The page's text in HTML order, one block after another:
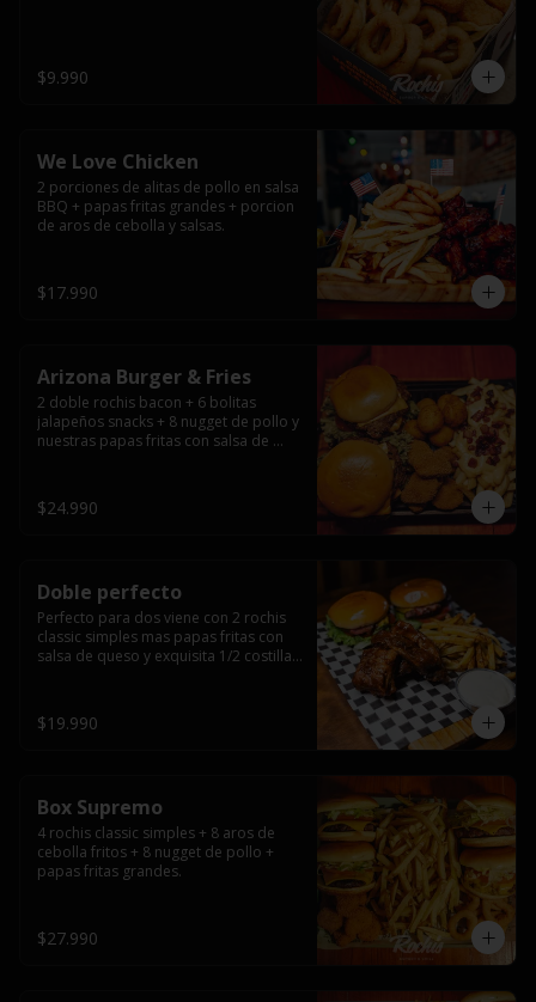
$9.990
We Love Chicken
2 porciones de alitas de pollo en salsa
BBQ + papas fritas grandes + porcion
de aros de cebolla y salsas.
$17.990
Arizona Burger & Fries
2 doble rochis bacon + 6 bolitas
jalapeños snacks + 8 nugget de pollo y
nuestras papas fritas con salsa de
$24.990
Doble perfecto
Perfecto para dos viene con 2 rochis
classic simples mas papas fritas con
salsa de queso y exquisita 1/2 costilla
$19.990
Box Supremo
4 rochis classic simples + 8 aros de
cebolla fritos + 8 nugget de pollo +
papas fritas grandes.
$27.990